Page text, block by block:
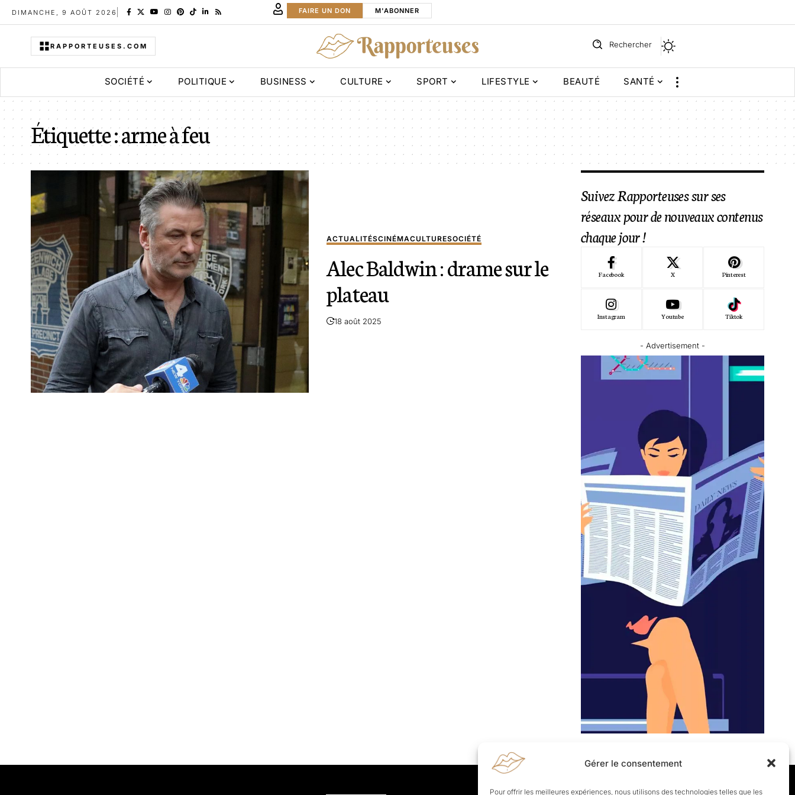
Gérer le consentement
Pour offrir les meilleures expériences, nous utilisons des technologies telles que les
DIMANCHE, 9 AOÛT 2026 FAIRE UN DON M'ABONNER
RAPPORTEUSES.COM Rechercher
SOCIÉTÉ POLITIQUE BUSINESS CULTURE SPORT LIFESTYLE BEAUTÉ SANTÉ
Étiquette :arme à feu
ACTUALITÉSCINÉMACULTURESOCIÉTÉ
Alec Baldwin : drame sur le
plateau
18 août 2025
Suivez Rapporteuses sur ses
réseaux pour de nouveaux contenus
chaque jour !
Facebook X Pinterest
Instagram Youtube Tiktok
- Advertisement -